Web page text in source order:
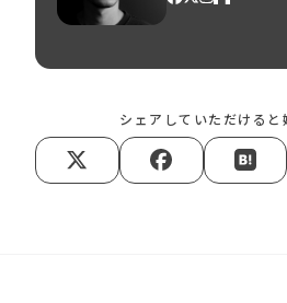
シェアしていただけると